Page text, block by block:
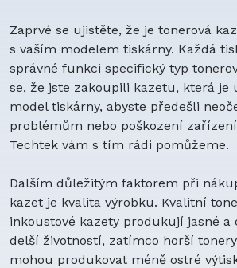
Zaprvé se ujistěte, že je tonerová
s vaším modelem tiskárny. Každá
správné funkci specifický typ
se, že jste zakoupili kazetu, která je
model tiskárny, abyste předešli
problémům nebo poškození
Techtek vám s tím rádi pomůžeme.
Dalším důležitým faktorem při
kazet je kvalita výrobku. Kvalitní
inkoustové kazety produkují jasné a
delší životností, zatímco horší
mohou produkovat méně ostré